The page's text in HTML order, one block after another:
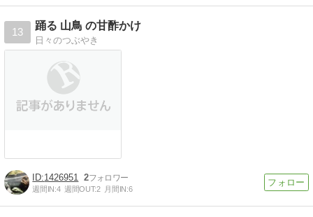
13
踊る 山鳥 の甘酢かけ
日々のつぶやき
1426951 2
週間IN:4 週間OUT:2 月間IN:6